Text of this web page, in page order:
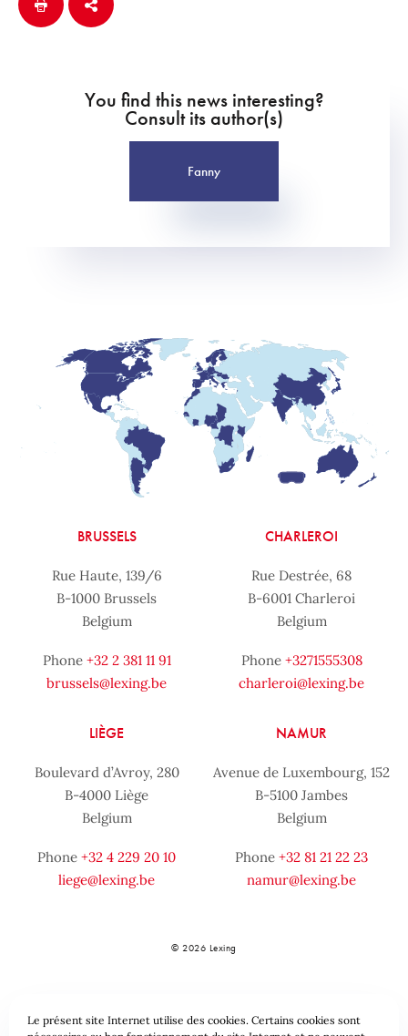
You find this news interesting?
Consult its author(s)
Fanny
BRUSSELS
Rue Haute, 139/6
B-1000 Brussels
Belgium
Phone +32 2 381 11 91
brussels@lexing.be
CHARLEROI
Rue Destrée, 68
B-6001 Charleroi
Belgium
Phone +3271555308
charleroi@lexing.be
LIÈGE
Boulevard d’Avroy, 280
B-4000 Liège
Belgium
Phone +32 4 229 20 10
liege@lexing.be
NAMUR
Avenue de Luxembourg, 152
B-5100 Jambes
Belgium
Phone +32 81 21 22 23
namur@lexing.be
© 2026 Lexing
Le présent site Internet utilise des cookies. Certains cookies sont